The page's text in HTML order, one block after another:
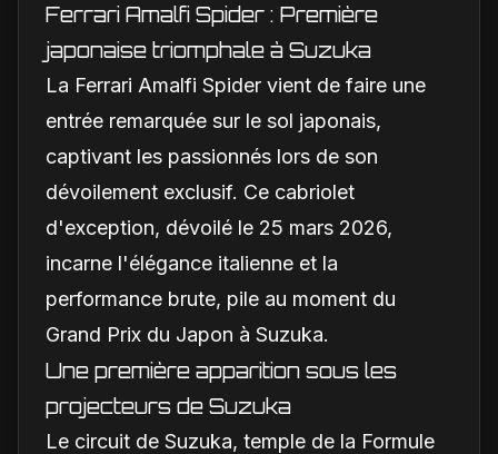
Ferrari Amalfi Spider : Première
japonaise triomphale à Suzuka
La Ferrari Amalfi Spider vient de faire une
entrée remarquée sur le sol japonais,
captivant les passionnés lors de son
dévoilement exclusif. Ce cabriolet
d'exception, dévoilé le 25 mars 2026,
incarne l'élégance italienne et la
performance brute, pile au moment du
Grand Prix du Japon à Suzuka.
Une première apparition sous les
projecteurs de Suzuka
Le circuit de Suzuka, temple de la Formule